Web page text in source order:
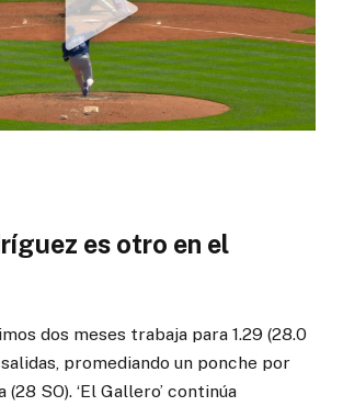
es otro en el
dos meses trabaja para 1.29 (28.0
promediando un ponche por
SO). ‘El Gallero’ continúa